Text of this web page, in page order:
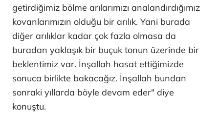
getirdiğimiz bölme arılarımızı analandırdığımız
kovanlarımızın olduğu bir arılık. Yani burada
diğer arılıklar kadar çok fazla olmasa da
buradan yaklaşık bir buçuk tonun üzerinde bir
beklentimiz var. İnşallah hasat ettiğimizde
sonuca birlikte bakacağız. İnşallah bundan
sonraki yıllarda böyle devam eder" diye
konuştu.